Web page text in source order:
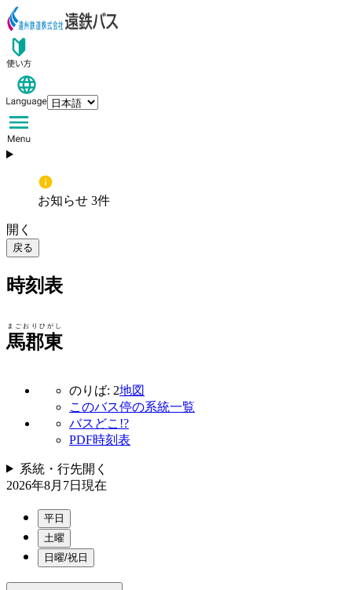
お知らせ 3件
開く
戻る
時刻表
馬郡東
まごおりひがし
のりば: 2地図
このバス停の系統一覧
バスどこ!?
PDF時刻表
系統・行先開く
2026年8月7日 現在
平日
土曜
日曜/祝日